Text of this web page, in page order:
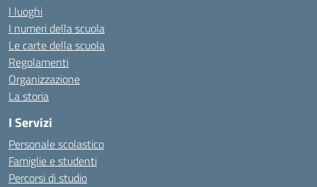
I luoghi
I numeri della scuola
Le carte della scuola
Regolamenti
Organizzazione
La storia
I Servizi
Personale scolastico
Famiglie e studenti
Percorsi di studio